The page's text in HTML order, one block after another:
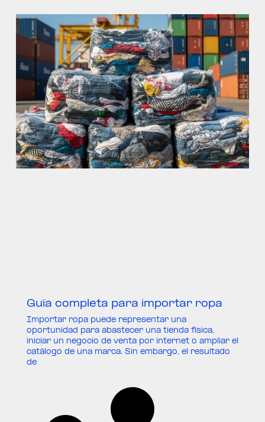
Guía completa para importar ropa
Importar ropa puede representar una
oportunidad para abastecer una tienda física,
iniciar un negocio de venta por internet o ampliar el
catálogo de una marca. Sin embargo, el resultado
de